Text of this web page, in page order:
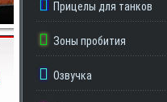
Прицелы для танков
Зоны пробития
Озвучка